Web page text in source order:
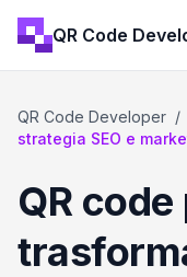
QR Code
QR Code Developer /
strategia SEO e
QR code